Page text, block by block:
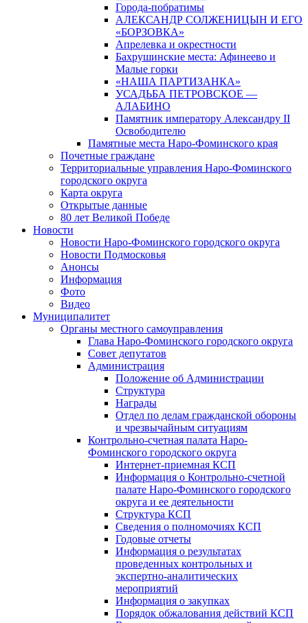
Города-побратимы
АЛЕКСАНДР СОЛЖЕНИЦЫН И ЕГО
«БОРЗОВКА»
Апрелевка и окрестности
Бахрушинские места: Афинеево и
Малые горки
«НАША ПАРТИЗАНКА»
УСАДЬБА ПЕТРОВСКОЕ —
АЛАБИНО
Памятник императору Александру II
Освободителю
Памятные места Наро-Фоминского края
Почетные граждане
Территориальные управления Наро-Фоминского
городского округа
Карта округа
Открытые данные
80 лет Великой Победе
Новости
Новости Наро-Фоминского городского округа
Новости Подмосковья
Анонсы
Информация
Фото
Видео
Муниципалитет
Органы местного самоуправления
Глава Наро-Фоминского городского округа
Совет депутатов
Администрация
Положение об Администрации
Структура
Награды
Отдел по делам гражданской обороны
и чрезвычайным ситуациям
Контрольно-счетная палата Наро-
Фоминского городского округа
Интернет-приемная КСП
Информация о Контрольно-счетной
палате Наро-Фоминского городского
округа и ее деятельности
Структура КСП
Сведения о полномочиях КСП
Годовые отчеты
Информация о результатах
проведенных контрольных и
экспертно-аналитических
мероприятий
Информация о закупках
Порядок обжалования действий КСП